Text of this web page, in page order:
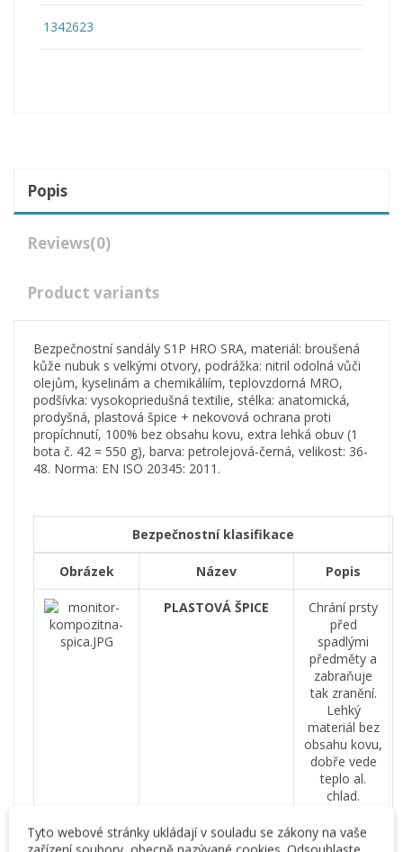
1342623
Popis
Reviews(0)
Product variants
Bezpečnostnísandály S1P HRO SRA, materiál: broušená
kůže nubuk s velkými otvory, podrážka: nitril odolná vůči
olejům, kyselinám a chemikáliím, teplovzdorná MRO,
podšívka: vysokopriedušná textilie, stélka: anatomická,
prodyšná, plastová špice + nekovová ochrana proti
propíchnutí, 100% bez obsahu kovu, extra lehká obuv (1
bota č. 42 = 550 g), barva: petrolejová-černá, velikost: 36-
48. Norma: EN ISO 20345: 2011 .
Bezpečnostní klasifikace
Obrázek Název Popis
PLASTOVÁ ŠPICE Chrání prsty
před
spadlými
předměty a
zabraňuje
tak zranění.
Lehký
materiál bez
obsahu kovu,
dobře vede
teplo al.
chlad.
ELASTICKÁ OCHRANA
Chrání prsty
Tyto webové stránky ukládají v souladu se zákony na vaše